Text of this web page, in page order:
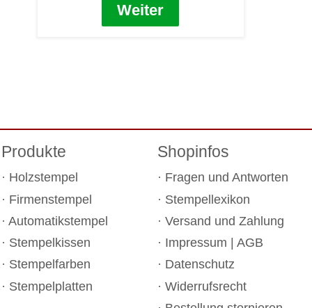
Weiter
Produkte
Holzstempel
Firmenstempel
Automatikstempel
Stempelkissen
Stempelfarben
Stempelplatten
Shopinfos
Fragen und Antworten
Stempellexikon
Versand und Zahlung
Impressum
AGB
Datenschutz
Widerrufsrecht